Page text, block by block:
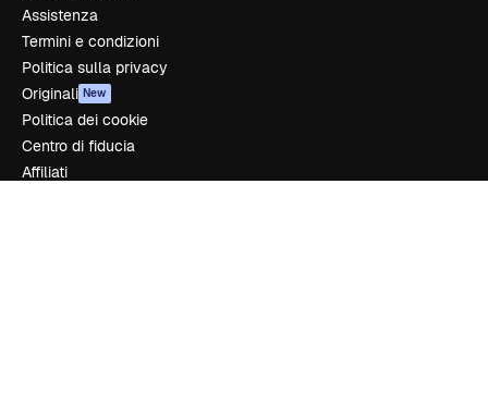
Assistenza
Termini e condizioni
Politica sulla privacy
Originali New
Politica dei cookie
Centro di fiducia
Affiliati